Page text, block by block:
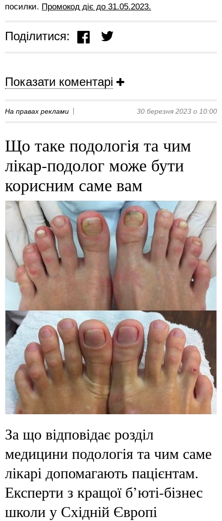
посилки. Промокод діє до 31.05.2023.
Поділитися:
Показати коментарі
На правах реклами 30 березня 2023 о 10:00
Що таке подологія та чим
лікар-подолог може бути
корисним саме вам
За що відповідає розділ
медицини подологія та чим саме
лікарі допомагають пацієнтам.
Експерти з кращої б’юті-бізнес
школи у Східній Європі